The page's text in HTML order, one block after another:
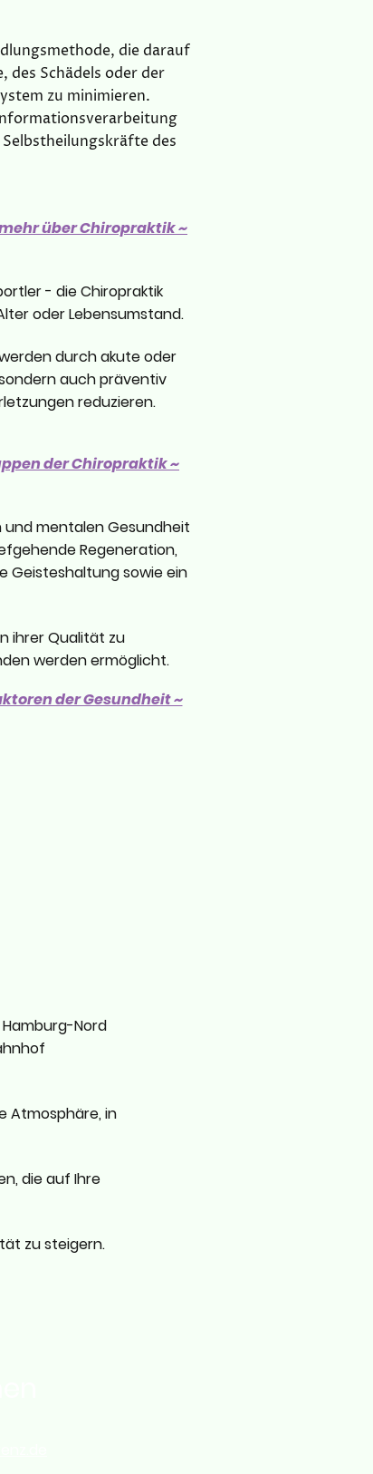
die darauf
des Schädels oder der
zu minimieren.
des
- die Chiropraktik
oder Lebensumstand.
durch akute oder
auch präventiv
reduzieren.
und mentalen Gesundheit
Regeneration,
Geisteshaltung sowie ein
ihrer Qualität zu
werden ermöglicht.
der Chiropraktik ~
über Chiropraktik ~
der Gesundheit ~
Nord
Atmosphäre, in
die auf Ihre
zu steigern.